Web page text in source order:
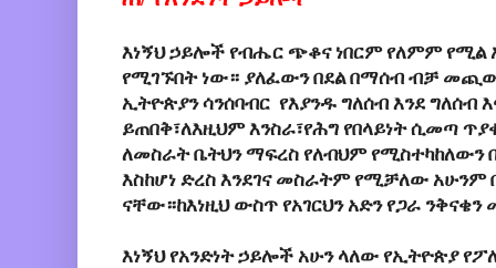
እነኝህ ኃይሎች የብሔር ጭቆና ነበርም የለምም የሚል
የሚገኙበት ነው። ያለፈውንበደል በማሰብ ብቻ
ኢትዮጵያን ሳንሰባብር የእያንዱ ግለሰብ እንደ ግለሰብ
ይጠበቅ፣ለእዚህም እንስራ፣የሕግ የበላይነት ሲመጣ
ለመስራት ቤትህን ማፍረስ የለብህም የሚስተካከለውን
እስከሆነ ድረስ እንደገና መስራትም የሚቻለው አሁንም
ናቸው።ከእነዚህ ውስጥ የአገርህን አድን የጋራ
እነኝህ የአንድነት ኃይሎች አሁን ላለው የኢትዮጵያ